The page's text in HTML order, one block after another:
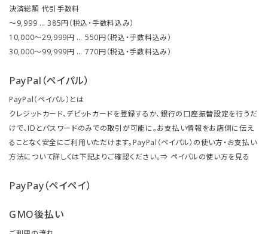
決済総額 代引手数料
～9,999 … 385円（税込・手数料込み）
10,000～29,999円 … 550円（税込・手数料込み）
30,000～99,999円 … 770円（税込・手数料込み）
PayPal（ペイパル）
PayPal（ペイパル）とは
クレジットカード、デビットカードを登録するか、銀行の口座振替設定を行うだ
けで、IDとパスワードのみでの取引が可能に。お支払い情報をお店側に伝え
ることなく安全にご利用いただけます。PayPal（ペイパル）の使い方・お支払い
方法について詳しくは下記よりご確認ください。⇒ ペイパルの使い方を見る
PayPay（ペイペイ）
GMO後払い